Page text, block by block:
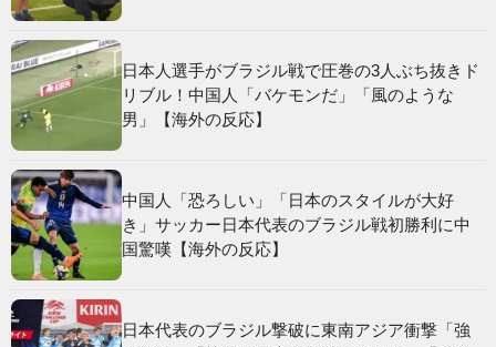
日本人選手がブラジル戦で圧巻の3人ぶち抜きド
リブル！中国人「バケモンだ」「風のような
男」【海外の反応】
中国人「恐ろしい」「日本のスタイルが大好
き」サッカー日本代表のブラジル戦初勝利に中
国驚嘆【海外の反応】
日本代表のブラジル撃破に東南アジア衝撃「強